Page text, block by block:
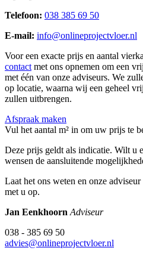
Telefoon: 038 385 69 50
E-mail: info@onlineprojectvloer.nl
Voor een exacte prijs en aantal
contact met ons opnemen om een
met één van onze adviseurs. We
op locatie, waarna wij een geheel
zullen uitbrengen.
Afspraak maken
Vul het aantal m² in om uw prijs te
Deze prijs geldt als indicatie. Wilt u
wensen de aansluitende
Laat het ons weten en onze
met u op.
Jan Eenkhoorn Adviseur
038 - 385 69 50
advies@onlineprojectvloer.nl